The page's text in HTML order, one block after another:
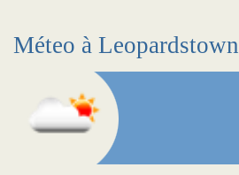
Méteo à Leopardstown